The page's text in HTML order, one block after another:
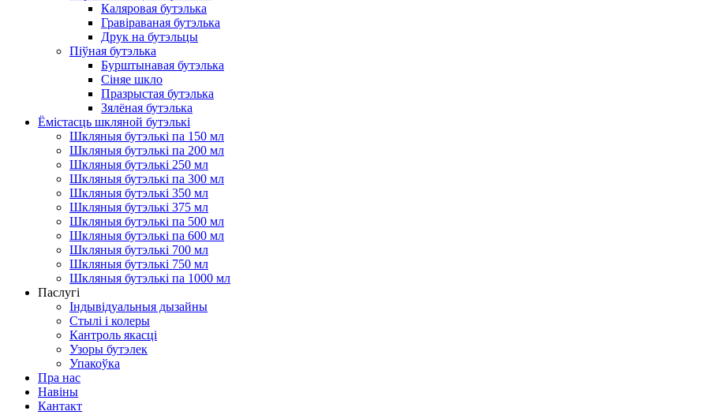
Каляровая бутэлька
Гравіраваная бутэлька
Друк на бутэльцы
Піўная бутэлька
Бурштынавая бутэлька
Сіняе шкло
Празрыстая бутэлька
Зялёная бутэлька
Ёмістасць шкляной бутэлькі
Шкляныя бутэлькі па 150 мл
Шкляныя бутэлькі па 200 мл
Шкляныя бутэлькі 250 мл
Шкляныя бутэлькі па 300 мл
Шкляныя бутэлькі 350 мл
Шкляныя бутэлькі 375 мл
Шкляныя бутэлькі па 500 мл
Шкляныя бутэлькі па 600 мл
Шкляныя бутэлькі 700 мл
Шкляныя бутэлькі 750 мл
Шкляныя бутэлькі па 1000 мл
Паслугі
Індывідуальныя дызайны
Стылі і колеры
Кантроль якасці
Узоры бутэлек
Упакоўка
Пра нас
Навіны
Кантакт